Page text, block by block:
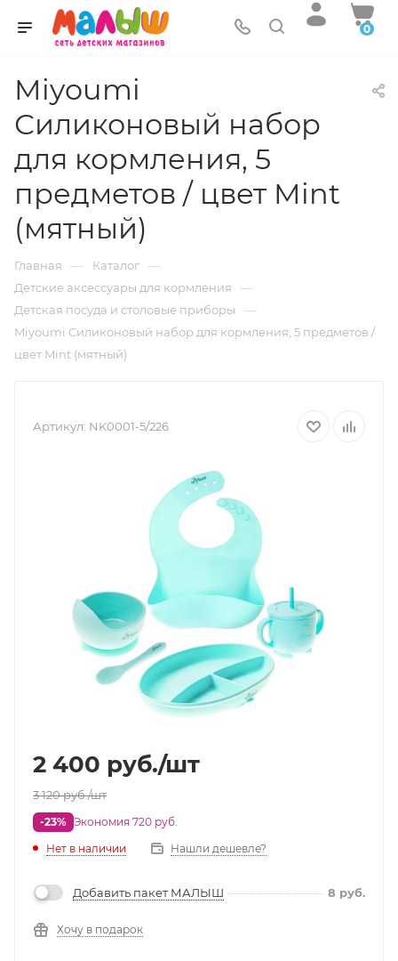
0
Miyoumi
Силиконовый набор
для кормления, 5
предметов / цвет Mint
(мятный)
Главная — Каталог —
Детские аксессуары для кормления —
Детская посуда и столовые приборы —
Miyoumi Силиконовый набор для кормления, 5 предметов /
цвет Mint (мятный)
Артикул: NK0001-5/226
2 400 руб./шт
3 120руб./шт
-23% Экономия 720 руб.
Нет в наличии
Нашли дешевле?
Добавить пакет МАЛЫШ 8 руб.
Хочу в подарок